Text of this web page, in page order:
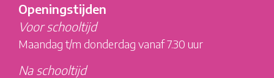
Openingstijden
Voor schooltijd
Maandag t/m donderdag vanaf 7.30 uur
Na schooltijd